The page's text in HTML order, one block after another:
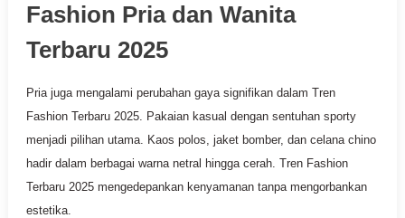
Fashion Pria dan Wanita
Terbaru 2025
Pria juga mengalami perubahan gaya signifikan dalam Tren
Fashion Terbaru 2025. Pakaian kasual dengan sentuhan sporty
menjadi pilihan utama. Kaos polos, jaket bomber, dan celana chino
hadir dalam berbagai warna netral hingga cerah. Tren Fashion
Terbaru 2025 mengedepankan kenyamanan tanpa mengorbankan
estetika.